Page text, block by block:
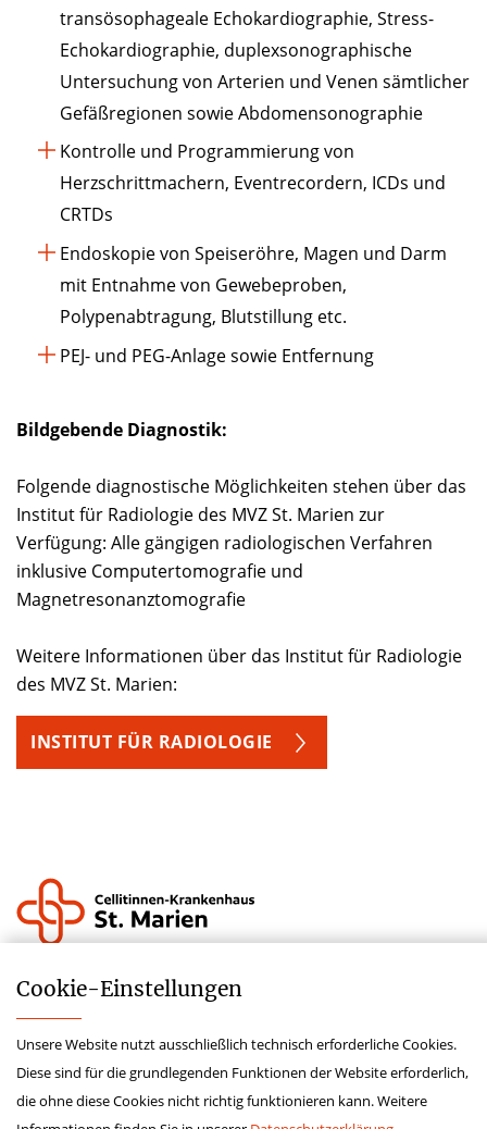
transösophageale Echokardiographie, Stress-
Echokardiographie, duplexsonographische
Untersuchung von Arterien und Venen sämtlicher
Gefäßregionen sowie Abdomensonographie
Kontrolle und Programmierung von
Herzschrittmachern, Eventrecordern, ICDs und
CRTDs
Endoskopie von Speiseröhre, Magen und Darm
mit Entnahme von Gewebeproben,
Polypenabtragung, Blutstillung etc.
PEJ- und PEG-Anlage sowie Entfernung
Bildgebende Diagnostik:
Folgende diagnostische Möglichkeiten stehen über das
Institut für Radiologie des MVZ St. Marien zur
Verfügung: Alle gängigen radiologischen Verfahren
inklusive Computertomografie und
Magnetresonanztomografie
Weitere Informationen über das Institut für Radiologie
des MVZ St. Marien:
INSTITUT FÜR RADIOLOGIE
Krankenhauszukunftsfond
Hinweisgeberschutzgesetz
Datenschutz
Cookie-­Einstellungen
Unsere Website nutzt ausschließlich technisch erforderliche Cookies.
Diese sind für die grundlegenden Funktionen der Website erforderlich,
die ohne diese Cookies nicht richtig funktionieren kann. Weitere